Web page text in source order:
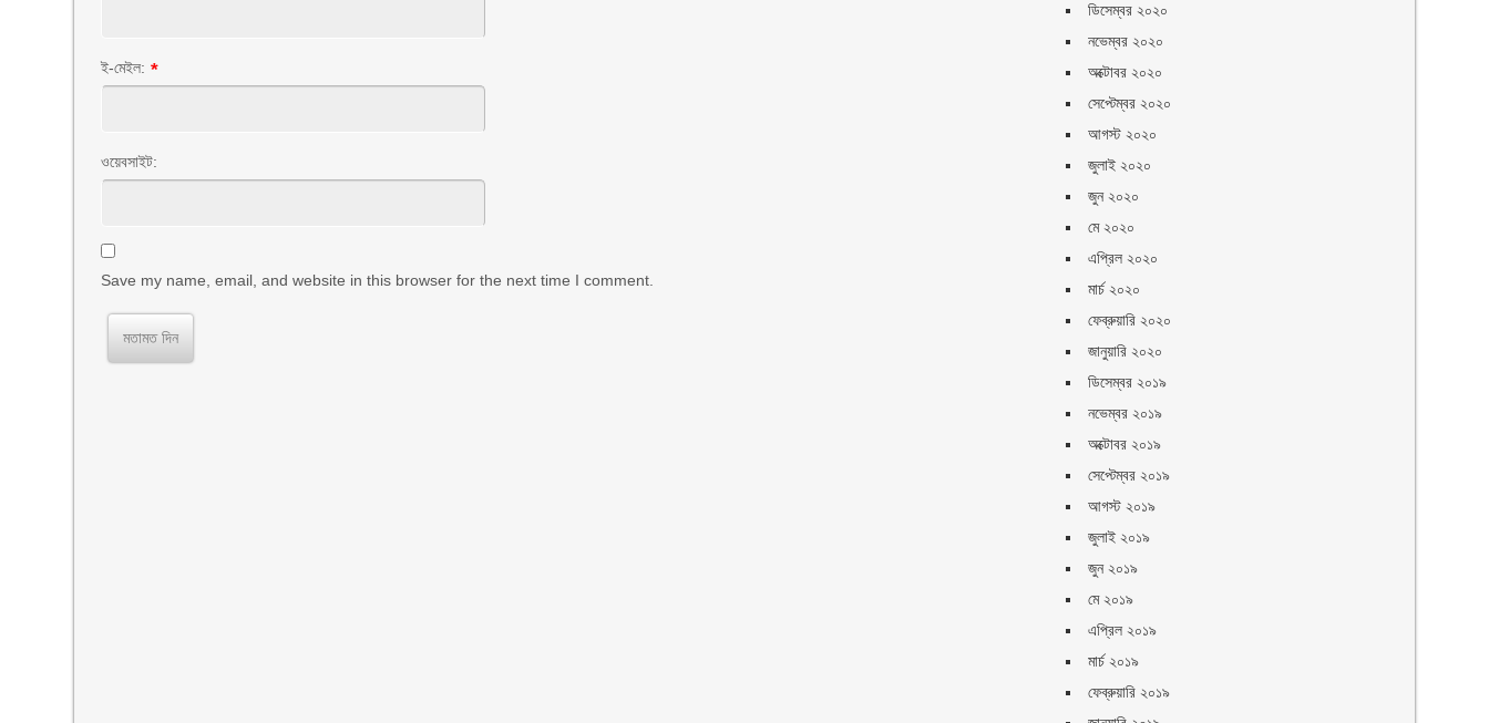
ই-মেইল: *
ওয়েবসাইট:
Save my name, email, and website in this browser for the next time I comment.
ডিসেম্বর ২০২০
নভেম্বর ২০২০
অক্টোবর ২০২০
সেপ্টেম্বর ২০২০
আগস্ট ২০২০
জুলাই ২০২০
জুন ২০২০
মে ২০২০
এপ্রিল ২০২০
মার্চ ২০২০
ফেব্রুয়ারি ২০২০
জানুয়ারি ২০২০
ডিসেম্বর ২০১৯
নভেম্বর ২০১৯
অক্টোবর ২০১৯
সেপ্টেম্বর ২০১৯
আগস্ট ২০১৯
জুলাই ২০১৯
জুন ২০১৯
মে ২০১৯
এপ্রিল ২০১৯
মার্চ ২০১৯
ফেব্রুয়ারি ২০১৯